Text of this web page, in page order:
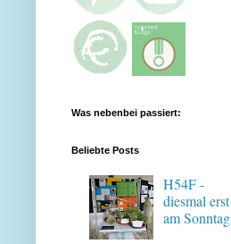
Was nebenbei passiert:
Beliebte Posts
H54F -
diesmal erst
am Sonntag